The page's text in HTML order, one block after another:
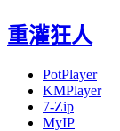
重灌狂人
PotPlayer
KMPlayer
7-Zip
MyIP